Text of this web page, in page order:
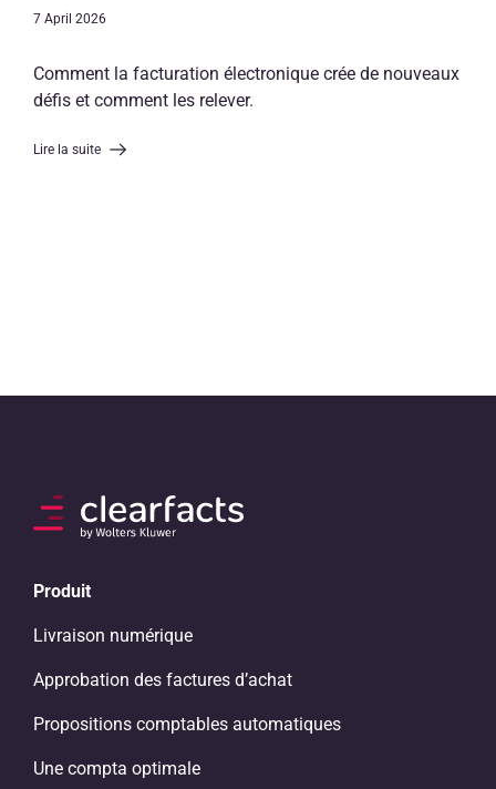
7 April 2026
Comment la facturation électronique crée de nouveaux
défis et comment les relever.
Lire la suite
Produit
Livraison numérique
Approbation des factures d’achat
Propositions comptables automatiques
Une compta optimale